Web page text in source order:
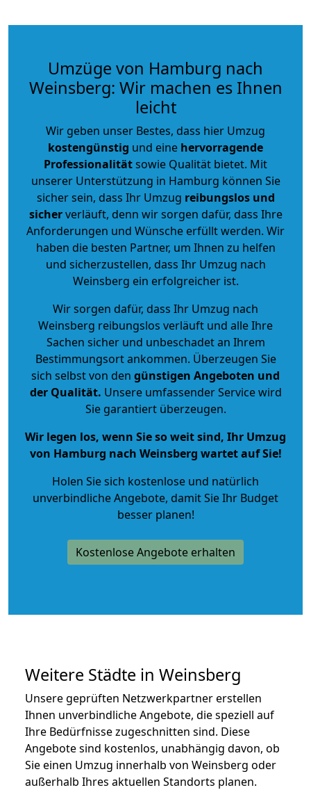
Umzüge von Hamburg nach
Weinsberg: Wir machen es Ihnen
leicht
Wir geben unser Bestes, dass hier Umzug
kostengünstig und eine hervorragende
Professionalitätsowie Qualität bietet. Mit
unserer Unterstützung in Hamburg können Sie
sicher sein, dass Ihr Umzug reibungslos und
sicherverläuft, denn wir sorgen dafür, dass Ihre
Anforderungen und Wünsche erfüllt werden. Wir
haben die besten Partner, um Ihnen zu helfen
und sicherzustellen, dass Ihr Umzug nach
Weinsberg ein erfolgreicher ist.
Wir sorgen dafür, dass Ihr Umzug nach
Weinsberg reibungslos verläuft und alle Ihre
Sachen sicher und unbeschadet an Ihrem
Bestimmungsort ankommen. Überzeugen Sie
sich selbst von den günstigen Angeboten und
der Qualität. Unsere umfassender Service wird
Sie garantiert überzeugen.
Wir legen los, wenn Sie so weit sind, Ihr Umzug
von Hamburg nach Weinsberg wartet auf Sie!
Holen Sie sich kostenlose und natürlich
unverbindliche Angebote, damit Sie Ihr Budget
besser planen!
Kostenlose Angebote erhalten
Weitere Städte in Weinsberg
Unsere geprüften Netzwerkpartner erstellen
Ihnen unverbindliche Angebote, die speziell auf
Ihre Bedürfnisse zugeschnitten sind. Diese
Angebote sind kostenlos, unabhängig davon, ob
Sie einen Umzug innerhalb von Weinsberg oder
außerhalb Ihres aktuellen Standorts planen.